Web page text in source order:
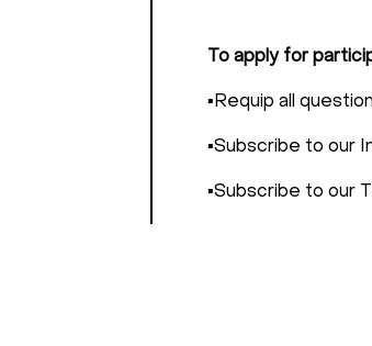
To apply for
▪️Requip all
▪️Subscribe to our
▪️Subscribe to our